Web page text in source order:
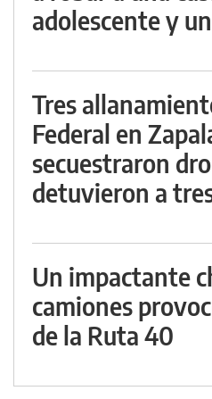
adolescente y
Tres
Federal en
secuestraron
detuvieron a
Un impactante
camiones
de la Ruta 40